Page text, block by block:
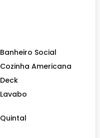
Banheiro Social
Cozinha Americana
Deck
Lavabo
Quintal